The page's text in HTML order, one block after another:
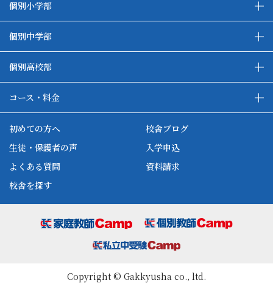
個別小学部
個別中学部
個別高校部
コース・料金
初めての方へ
生徒・保護者の声
よくある質問
校舎を探す
校舎ブログ
入学申込
資料請求
Copyright © Gakkyusha co., ltd.